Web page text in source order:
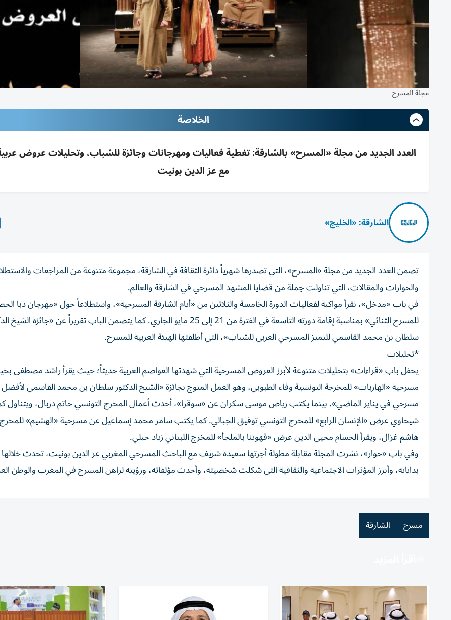
مجلة المسرح
الخلاصة
العدد الجديد من مجلة «المسرح» بالشارقة: تغطية فعاليات ومهرجانات وجائزة للشباب، وتحليلات عروض
مع عز الدين بونيت
الشارقة: «الخليج»
تضمن العدد الجديد من مجلة «المسرح»، التي تصدرها شهرياً دائرة الثقافة في الشارقة، مجموعة متنوعة من المراجعات
والحوارات والمقالات، التي تناولت جملة من قضايا المشهد المسرحي في الشارقة والعالم.
في باب «مدخل»، نقرأ مواكبة لفعاليات الدورة الخامسة والثلاثين من «أيام الشارقة المسرحية»، واستطلاعاً حول «مهرجان دبا
للمسرح الثنائي» بمناسبة إقامة دورته التاسعة في الفترة من 21 إلى 25 مايو الجاري. كما يتضمن الباب تقريراً عن «جائزة
سلطان بن محمد القاسمي للتميز المسرحي العربي للشباب»، التي أطلقتها الهيئة العربية للمسرح.
*تحليلات
يحفل باب «قراءات» بتحليلات متنوعة لأبرز العروض المسرحية التي شهدتها العواصم العربية حديثاً؛ حيث يقرأ راشد مصطفى
مسرحية «الهاربات» للمخرجة التونسية وفاء الطبوبي، وهو العمل المتوج بجائزة «الشيخ الدكتور سلطان بن محمد القاسمي
مسرحي في يناير الماضي». بينما يكتب رياض موسى سكران عن «سوقرا»، أحدث أعمال المخرج التونسي حاتم دربال، ويتناول
شيحاوي عرض «الإنسان الرابع» للمخرج التونسي توفيق الجبالي. كما يكتب سامر محمد إسماعيل عن مسرحية «الهشيم»
هاشم غزال، ويقرأ الحسام محيي الدين عرض «قهوتنا بالملجأ» للمخرج اللبناني زياد حبلي.
وفي باب «حوار»، نشرت المجلة مقابلة مطولة أجرتها سعيدة شريف مع الباحث المسرحي المغربي عز الدين بونيت، تحدث
بداياته، وأبرز المؤثرات الاجتماعية والثقافية التي شكلت شخصيته، وأحدث مؤلفاته، ورؤيته لراهن المسرح في المغرب والوطن
مسرح الشارقة